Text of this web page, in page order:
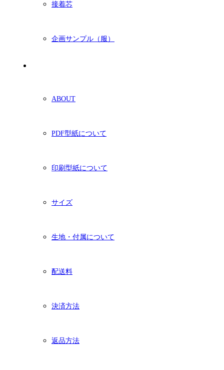
接着芯
企画サンプル（服）
ABOUT
PDF型紙について
印刷型紙について
サイズ
生地・付属について
配送料
決済方法
返品方法